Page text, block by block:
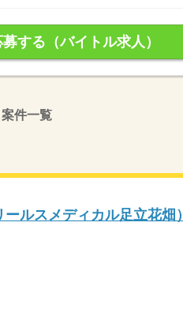
募する（バイトル求人）
件一覧
ルスメディカル足立花畑）